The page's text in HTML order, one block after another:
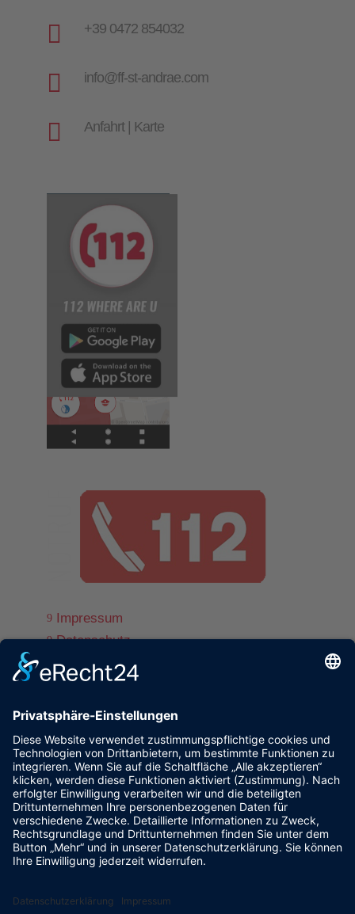
 +39 0472 854032
 info@ff-st-andrae.com
 Anfahrt | Karte
9 Impressum
9 Datenschutz
© www.ff-st-andrae.com
powered by trend-media